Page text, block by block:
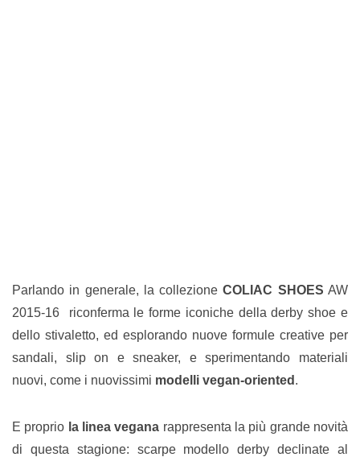
Parlando in generale, la collezioneCOLIAC SHOES AW
2015-16 riconferma le forme iconiche della derby shoe e
dello stivaletto, ed esplorando nuove formule creative per
sandali, slip on e sneaker, e sperimentando materiali
nuovi, come i nuovissimi modelli vegan-oriented .
E proprio la linea vegana rappresenta la più grande novità
di questa stagione: scarpe modello derby declinate al